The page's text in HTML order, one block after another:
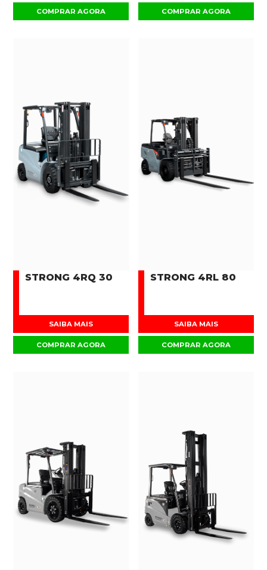
COMPRAR AGORA COMPRAR AGORA
STRONG 4RQ 30
SAIBA MAIS
COMPRAR AGORA
STRONG 4RL 80
SAIBA MAIS
COMPRAR AGORA